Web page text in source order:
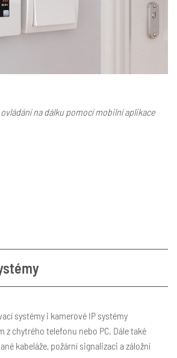
na dálku pomocí mobilní aplikace
systémy i kamerové IP systémy
z chytrého telefonu nebo PC. Dále také
kabeláže, požární signalizaci a záložní